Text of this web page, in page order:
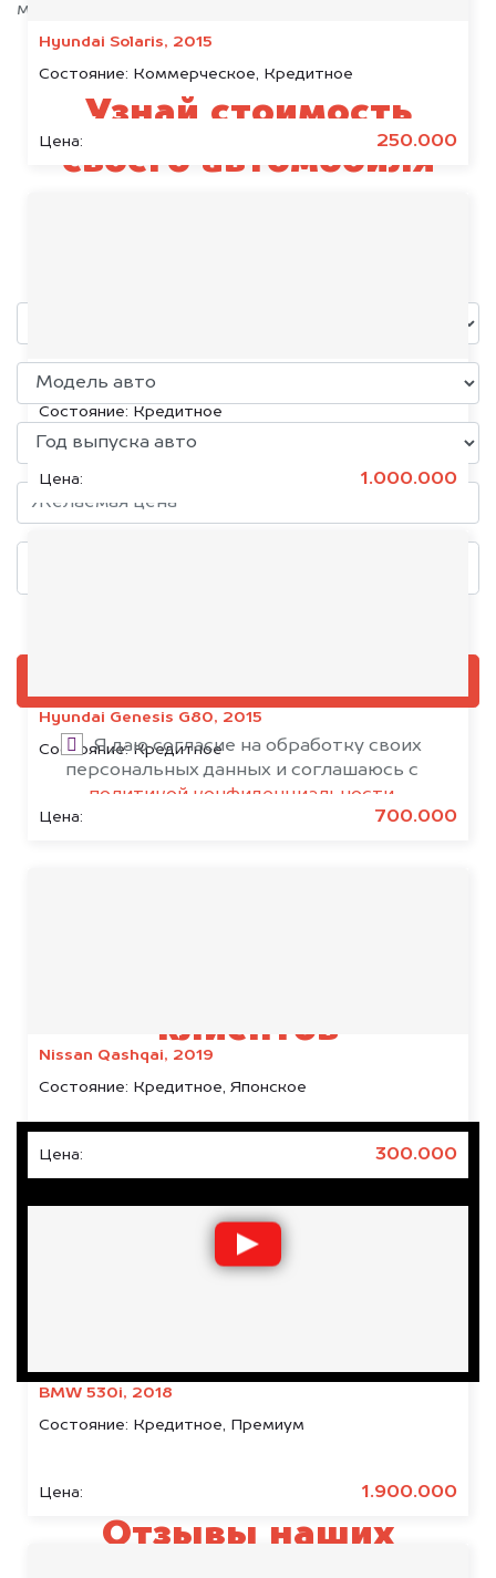
Hyundai Solaris, 2015
Состояние: Коммерческое, Кредитное
Цена: 250.000
KIA K5, 2020
Состояние: Кредитное
Цена: 1.000.000
Hyundai Genesis G80, 2015
Состояние:Кредитное
Цена: 700.000
Nissan Qashqai, 2019
Состояние: Кредитное, Японское
Цена: 300.000
BMW 530i, 2018
Состояние: Кредитное, Премиум
Цена: 1.900.000
максимально быстро!
Узнай стоимость
своего автомобиля
Я даю согласие на обработку своих
персональных данных и соглашаюсь с
политикой конфиденциальности
клиентов
Отзывы наших